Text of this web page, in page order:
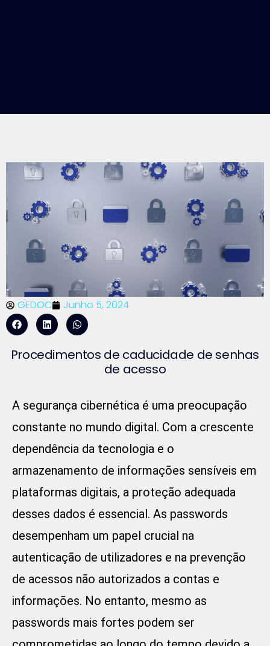
GEDOC Junho 5, 2024
Procedimentos de caducidade de senhas
de acesso
A segurança cibernética é uma preocupação
constante no mundo digital. Com a crescente
dependência da tecnologia e o
armazenamento de informações sensíveis em
plataformas digitais, a proteção adequada
desses dados é essencial. As passwords
desempenham um papel crucial na
autenticação de utilizadores e na prevenção
de acessos não autorizados a contas e
informações. No entanto, mesmo as
passwords mais fortes podem ser